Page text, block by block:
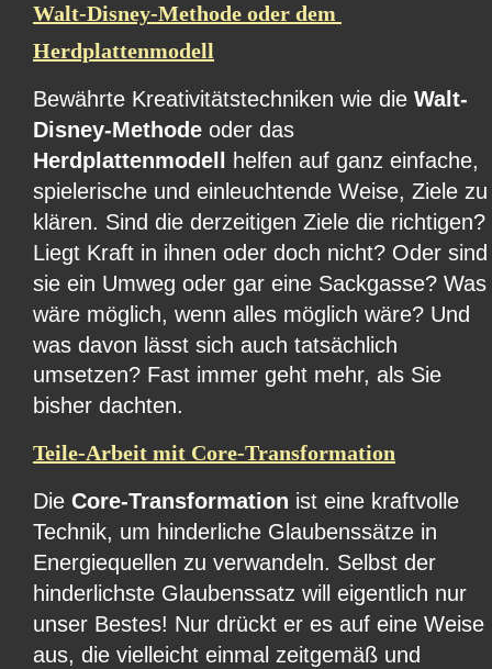
Walt-Disney-Methode oder dem
Herdplattenmodell
Bewährte Kreativitätstechniken wie die Walt-
Disney-Methode oder das
Herdplattenmodell
helfen auf ganz einfache,
spielerische und einleuchtende Weise, Ziele
klären. Sind die derzeitigen Ziele die richtigen?
Liegt Kraft in ihnen oder doch nicht? Oder
sie ein Umweg oder gar eine Sackgasse? Was
wäre möglich, wenn alles möglich wäre? Und
was davon lässt sich auch tatsächlich
umsetzen? Fast immer geht mehr, als Sie
bisher dachten.
Teile-Arbeit mit Core-Transformation
Die Core-Transformation ist eine kraftvolle
Technik, um hinderliche Glaubenssätze in
Energiequellen zu verwandeln. Selbst der
hinderlichste Glaubenssatz will eigentlich nur
unser Bestes! Nur drückt er es auf eine Weise
aus, die vielleicht einmal zeitgemäß und